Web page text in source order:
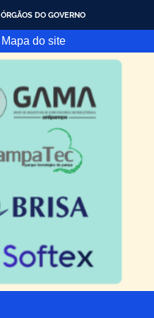
ÓRGÃOS DO GOVERNO
Mapa do site